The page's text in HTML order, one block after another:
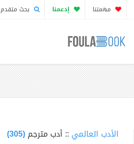
مهمتنا إدعمنا بحث متقدم
الأدب العالمي :: أدب مترجم(305)